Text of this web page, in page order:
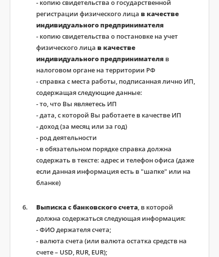
- копию свидетельства о государственной
регистрации физического лица в качестве
индивидуального предпринимателя
- копию свидетельства о постановке на учет
физического лица в качестве
индивидуального предпринимателя в
налоговом органе на территории РФ
- справка с места работы, подписанная лично ИП,
содержащая следующие данные:
- то, что Вы являетесь ИП
- дата, с которой Вы работаете в качестве ИП
- доход (за месяц или за год)
- род деятельности
- в обязательном порядке справка должна
содержать в тексте: адрес и телефон офиса (даже
если данная информация есть в "шапке" или на
бланке)
Выписка с банковского счета, в которой
должна содержаться следующая информация:
- ФИО держателя счета;
- валюта счета (или валюта остатка средств на
счете – USD, RUR, EUR);